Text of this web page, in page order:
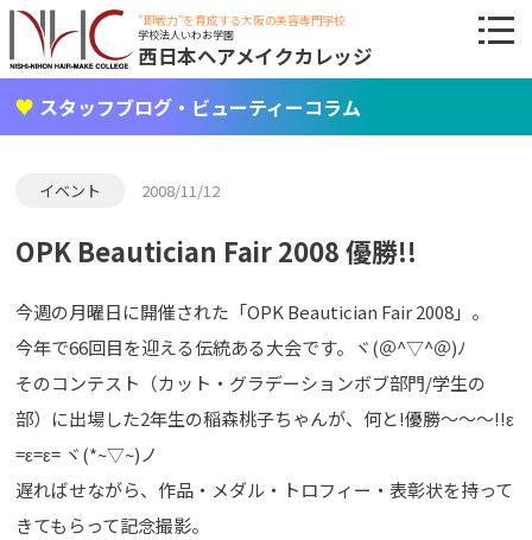
"即戦力"を育成する大阪の美容専門学校
学校法人いわお学園
西日本ヘアメイクカレッジ
スタッフブログ・ビューティーコラム
イベント 2008/11/12
OPK Beautician Fair 2008 優勝!!
今週の月曜日に開催された「OPK Beautician Fair 2008」。
今年で66回目を迎える伝統ある大会です。ヾ(＠^▽^＠)ﾉ
そのコンテスト（カット・グラデーションボブ部門/学生の
部）に出場した2年生の稲森桃子ちゃんが、何と!優勝～～～!!ε
=ε=ε= ヾ(*~▽~)ノ
遅ればせながら、作品・メダル・トロフィー・表彰状を持って
きてもらって記念撮影。